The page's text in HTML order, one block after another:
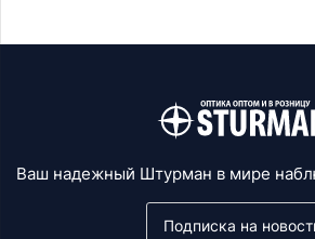
Ваш надежный Штурман в мире
Подписка на